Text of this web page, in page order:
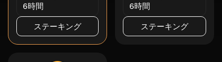
6時間
ステーキング
6時間
ステーキング